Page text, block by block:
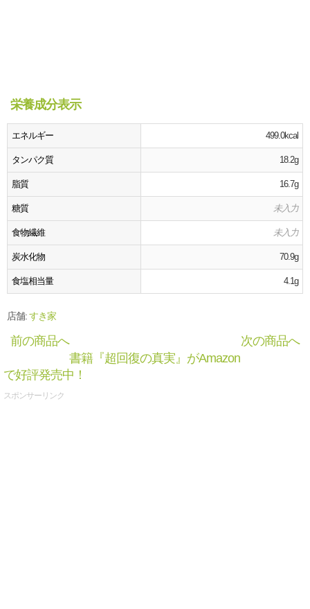
栄養成分表示
エネルギー 499.0kcal
タンパク質 18.2g
脂質 16.7g
糖質 未入力
食物繊維 未入力
炭水化物 70.9g
食塩相当量 4.1g
店舗:すき家
前の商品へ
次の商品へ
書籍『超回復の真実』がAmazon
で好評発売中！
スポンサーリンク